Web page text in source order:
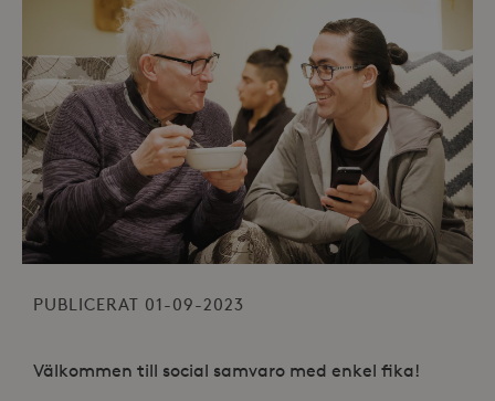
PUBLICERAT 01-09-2023
Välkommen till social samvaro med enkel fika!